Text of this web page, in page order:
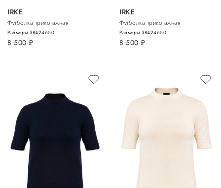
IRKE
Футболка трикотажная
8 500 руб.
Размеры:38424650
IRKE
Футболка трикотажная
8 500 руб.
Размеры:38424650